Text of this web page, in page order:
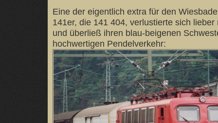
Eine der eigentlich extra für den
141er, die 141 404, verlustierte sich
und überließ ihren blau-beigenen
hochwertigen Pendelverkehr: